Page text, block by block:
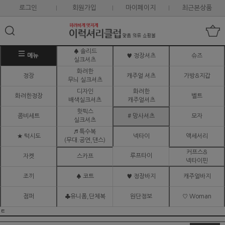
로그인 회원가입 마이페이지 최근본상품
메뉴
♠ 솔리드
실크셔츠
♥ 정장셔츠 슈즈
정장
화려한
무늬 실크셔츠
캐주얼 셔츠 가방&지갑
화려한정장
디자인
배색실크셔츠
화려한
캐주얼셔츠
벨트
콤비세트
핫픽스
실크셔츠
# 망사셔츠 모자
★ 턱시도
♬ 특수복
(무대.공연,댄스)
넥타이 액세서리
자켓 스카프 루프타이
커프스&
넥타이핀
조끼 ♠ 코트 ♥ 정장바지 캐주얼바지
점퍼 ♣유니폼,단체복 원단정보 ♡ Woman
ㅌ